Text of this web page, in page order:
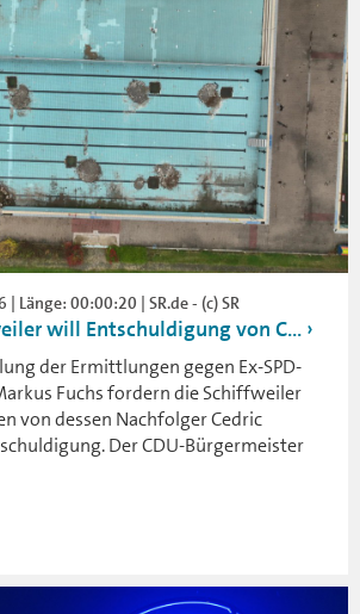
Länge: 00:00:20 | SR.de - (c) SR
will Entschuldigung von C...
der Ermittlungen gegen Ex-SPD-
Fuchs fordern die Schiffweiler
von dessen Nachfolger Cedric
Der CDU-Bürgermeister